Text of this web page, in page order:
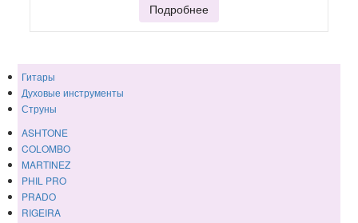
Подробнее
Гитары
Духовые инструменты
Струны
ASHTONE
COLOMBO
MARTINEZ
PHIL PRO
PRADO
RIGEIRA